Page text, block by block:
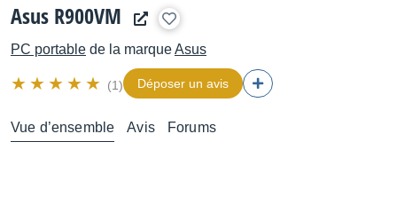
Asus R900VM
PC portable de la marqueAsus
(1) Déposer un avis
Vue d’ensemble Avis Forums